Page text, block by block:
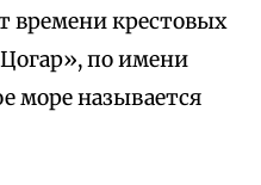
времени крестовых
по имени
море называется